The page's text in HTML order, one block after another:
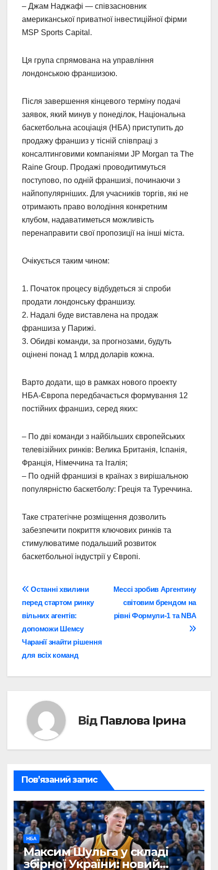
– Джам Наджафі — співзасновник
американської приватної інвестиційної фірми
MSP Sports Capital.
Ця група спрямована на управління
лондонською франшизою.
Після завершення кінцевого терміну подачі
заявок, який минув у понеділок, Національна
баскетбольна асоціація (НБА) приступить до
продажу франшиз у тісній співпраці з
консалтинговими компаніями JP Morgan та The
Raine Group. Продажі проводитимуться
поступово, по одній франшизі, починаючи з
найпопулярніших. Для учасників торгів, які не
отримають право володіння конкретним
клубом, надаватиметься можливість
перенаправити свої пропозиції на інші міста.
Очікується таким чином:
1. Початок процесу відбудеться зі спроби
продати лондонську франшизу.
2. Надалі буде виставлена на продаж
франшиза у Парижі.
3. Обидві команди, за прогнозами, будуть
оцінені понад 1 млрд доларів кожна.
Варто додати, що в рамках нового проекту
НБА-Європа передбачається формування 12
постійних франшиз, серед яких:
– По дві команди з найбільших європейських
телевізійних ринків: Велика Британія, Іспанія,
Франція, Німеччина та Італія;
– По одній франшизі в країнах з вирішальною
популярністю баскетболу: Греція та Туреччина.
Таке стратегічне розміщення дозволить
забезпечити покриття ключових ринків та
стимулюватиме подальший розвиток
баскетбольної індустрії у Європі.
Навігація
записів
Мессі зробив Аргентину
світовим брендом на
рівні Формули-1 та NBA
Останні хвилини
перед стартом ринку
вільних агентів:
допоможи Шемсу
Чаранії знайти рішення
для всіх команд
Від Павлова Ірина
Пов’язаний запис
НБА
Максим Шульга у складі
збірної України: новий